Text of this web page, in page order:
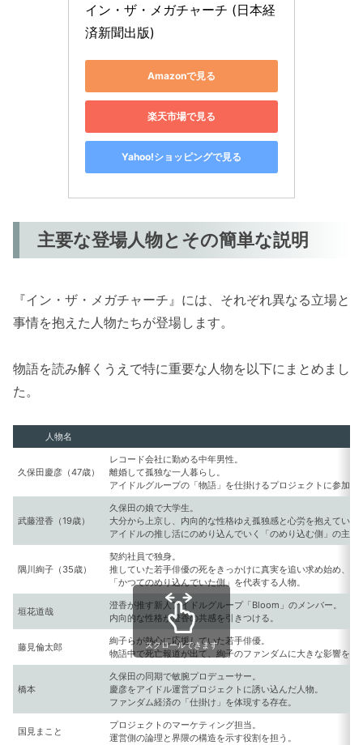
イン・ザ・メガチャーチ (日本経
済新聞出版)
Amazonで見る
楽天市場で見る
Yahoo!ショッピングで見る
主要な登場人物とその簡単な説明
『イン・ザ・メガチャーチ』には、それぞれ異なる立場と
事情を抱えた人物たちが登場します。
物語を読み解くうえで特に重要な人物を以下にまとめまし
た。
人物名
久保田慶彦（47歳）
レコード会社に勤める中年男性。
離婚して孤独な一人暮らし。
アイドルグループの「物語」を仕掛けるプロジェクトに参加
武藤澄香（19歳）
久保田の娘で大学生。
大分から上京し、内向的な性格ゆえ孤独感と心労を抱えている
アイドルの推し活にのめり込んでいく「のめり込む側」の主人
隅川絢子（35歳）
契約社員で独身。
推していた若手俳優の死をきっかけに真実を追い求め始め、
「かつてのめり込んでいた側」を代表する人物。
垣花道哉
澄香が推す新人アイドルグループ「Bloom」のメンバー。
内向的な性格が澄香の共感を引きつける。
藤見倫太郎
絢子らが熱心に応援していた若手俳優。
物語中で死亡報道が出て、絢子のファンダムに大きな影響を与
橋本
久保田の同期で敏腕プロデューサー。
慶彦をアイドル運営プロジェクトに誘い込んだ人物。
ファンダム経済の「仕掛け」を体現する存在。
国見まこと
プロジェクトのマーケティング担当。
運営側の論理と界隈の構造を示す役割を担う。
スクロールできます